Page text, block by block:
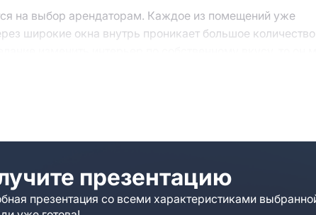
на выбор арендаторам. Каждое из помещений уже
широкие окна внутрь проникает большое количество
фирму.
для обеспечения благоприятной атмосферы:
провайдерам и телефонным операторам.
а также охраняется профессиональными
презентацию
презентация со всеми характеристиками